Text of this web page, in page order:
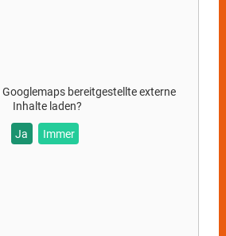
Googlemaps bereitgestellte externe
Inhalte laden?
Ja Immer